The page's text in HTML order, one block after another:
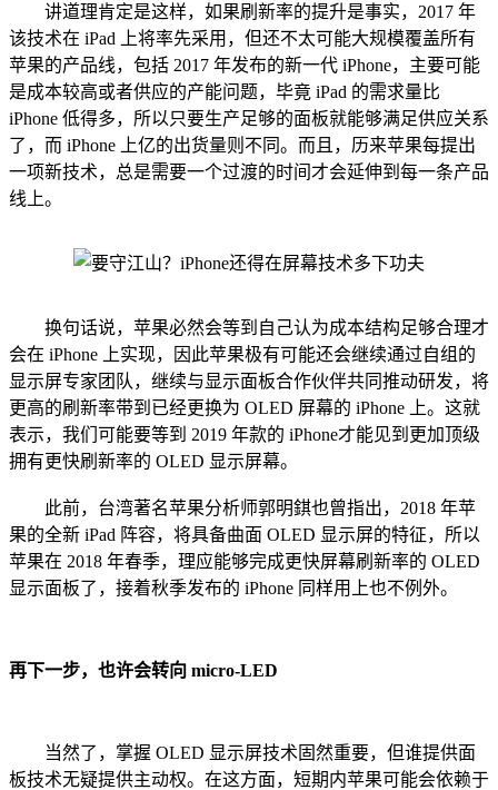
讲道理肯定是这样，如果刷新率的提升是事实，2017 年
该技术在 iPad 上将率先采用，但还不太可能大规模覆盖所有
苹果的产品线，包括 2017 年发布的新一代 iPhone，主要可能
是成本较高或者供应的产能问题，毕竟 iPad 的需求量比
iPhone 低得多，所以只要生产足够的面板就能够满足供应关系
了，而 iPhone 上亿的出货量则不同。而且，历来苹果每提出
一项新技术，总是需要一个过渡的时间才会延伸到每一条产品
线上。
换句话说，苹果必然会等到自己认为成本结构足够合理才
会在 iPhone 上实现，因此苹果极有可能还会继续通过自组的
显示屏专家团队，继续与显示面板合作伙伴共同推动研发，将
更高的刷新率带到已经更换为 OLED 屏幕的 iPhone 上。这就
表示，我们可能要等到 2019 年款的 iPhone才能见到更加顶级
拥有更快刷新率的 OLED 显示屏幕。
此前，台湾著名苹果分析师郭明錤也曾指出，2018 年苹
果的全新 iPad 阵容，将具备曲面 OLED 显示屏的特征，所以
苹果在 2018 年春季，理应能够完成更快屏幕刷新率的 OLED
显示面板了，接着秋季发布的 iPhone 同样用上也不例外。
再下一步，也许会转向 micro-LED
当然了，掌握 OLED 显示屏技术固然重要，但谁提供面
板技术无疑提供主动权。在这方面，短期内苹果可能会依赖于